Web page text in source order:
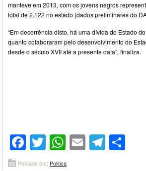
manteve em 2013, com os jovens negros
total de 2.122 no estado (dados preliminares do
“Em decorrência disto, há uma dívida do Estado
quanto colaboraram pelo desenvolvimento do
desde o século XVII até a presente data”, finaliza.
Facebook
Twitter
WhatsApp
Email
Postado em: Politica